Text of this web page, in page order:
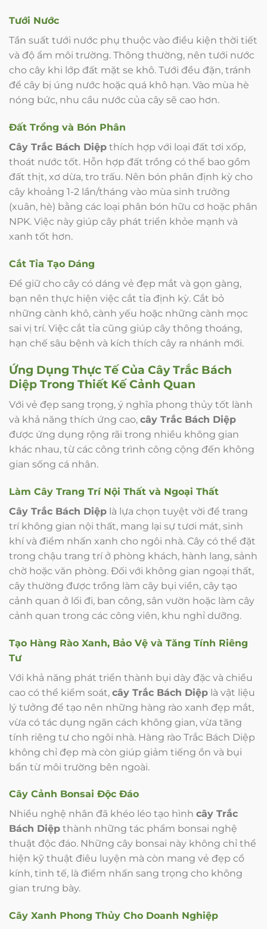
Tưới Nước
Tần suất tưới nước phụ thuộc vào điều kiện thời tiết
và độ ẩm môi trường. Thông thường, nên tưới nước
cho cây khi lớp đất mặt se khô. Tưới đều đặn, tránh
để cây bị úng nước hoặc quá khô hạn. Vào mùa hè
nóng bức, nhu cầu nước của cây sẽ cao hơn.
Đất Trồng và Bón Phân
Cây Trắc Bách Diệp thích hợp với loại đất tơi xốp,
thoát nước tốt. Hỗn hợp đất trồng có thể bao gồm
đất thịt, xơ dừa, tro trấu. Nên bón phân định kỳ cho
cây khoảng 1-2 lần/tháng vào mùa sinh trưởng
(xuân, hè) bằng các loại phân bón hữu cơ hoặc phân
NPK. Việc này giúp cây phát triển khỏe mạnh và
xanh tốt hơn.
Cắt Tỉa Tạo Dáng
Để giữ cho cây có dáng vẻ đẹp mắt và gọn gàng,
bạn nên thực hiện việc cắt tỉa định kỳ. Cắt bỏ
những cành khô, cành yếu hoặc những cành mọc
sai vị trí. Việc cắt tỉa cũng giúp cây thông thoáng,
hạn chế sâu bệnh và kích thích cây ra nhánh mới.
Ứng Dụng Thực Tế Của Cây Trắc Bách
Diệp Trong Thiết Kế Cảnh Quan
Với vẻ đẹp sang trọng, ý nghĩa phong thủy tốt lành
và khả năng thích ứng cao, cây Trắc Bách Diệp
được ứng dụng rộng rãi trong nhiều không gian
khác nhau, từ các công trình công cộng đến không
gian sống cá nhân.
Làm Cây Trang Trí Nội Thất và Ngoại Thất
Cây Trắc Bách Diệp là lựa chọn tuyệt vời để trang
trí không gian nội thất, mang lại sự tươi mát, sinh
khí và điểm nhấn xanh cho ngôi nhà. Cây có thể đặt
trong chậu trang trí ở phòng khách, hành lang, sảnh
chờ hoặc văn phòng. Đối với không gian ngoại thất,
cây thường được trồng làm cây bụi viền, cây tạo
cảnh quan ở lối đi, ban công, sân vườn hoặc làm cây
cảnh quan trong các công viên, khu nghỉ dưỡng.
Tạo Hàng Rào Xanh, Bảo Vệ và Tăng Tính Riêng
Tư
Với khả năng phát triển thành bụi dày đặc và chiều
cao có thể kiểm soát, cây Trắc Bách Diệp là vật liệu
lý tưởng để tạo nên những hàng rào xanh đẹp mắt,
vừa có tác dụng ngăn cách không gian, vừa tăng
tính riêng tư cho ngôi nhà. Hàng rào Trắc Bách Diệp
không chỉ đẹp mà còn giúp giảm tiếng ồn và bụi
bẩn từ môi trường bên ngoài.
Cây Cảnh Bonsai Độc Đáo
Nhiều nghệ nhân đã khéo léo tạo hình cây Trắc
Bách Diệp thành những tác phẩm bonsai nghệ
thuật độc đáo. Những cây bonsai này không chỉ thể
hiện kỹ thuật điêu luyện mà còn mang vẻ đẹp cổ
kính, tinh tế, là điểm nhấn sang trọng cho không
gian trưng bày.
Cây Xanh Phong Thủy Cho Doanh Nghiệp